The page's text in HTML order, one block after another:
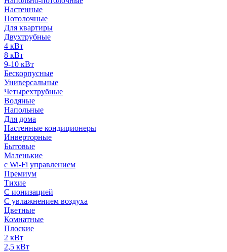
Настенные
Потолочные
Для квартиры
Двухтрубные
4 кВт
8 кВт
9-10 кВт
Бескорпусные
Универсальные
Четырехтрубные
Водяные
Напольные
Для дома
Настенные кондиционеры
Инверторные
Бытовые
Маленькие
с Wi-Fi управлением
Премиум
Тихие
С ионизацией
С увлажнением воздуха
Цветные
Комнатные
Плоские
2 кВт
2,5 кВт